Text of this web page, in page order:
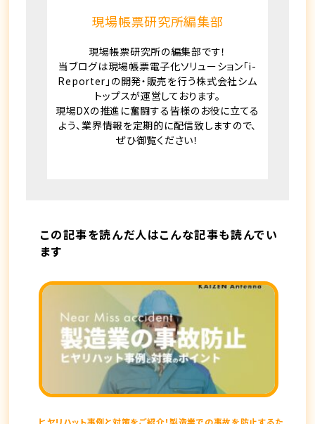
現場帳票研究所編集部
現場帳票研究所の編集部です！
当ブログは現場帳票電子化ソリューション「i-
Reporter」の開発・販売を行う株式会社シム
トップスが運営しております。
現場DXの推進に奮闘する皆様のお役に立てる
よう、業界情報を定期的に配信致しますので、
ぜひ御覧ください！
この記事を読んだ人はこんな記事も読んでい
ます
ヒヤリハット事例と対策をご紹介！製造業での事故を防止するた